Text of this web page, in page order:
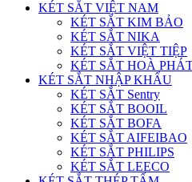
KÉT SẮT VIỆT NAM
KÉT SẮT KIM BẢO
KÉT SẮT NIKA
KÉT SẮT VIỆT TIỆP
KÉT SẮT HOÀ
KÉT SẮT NHẬP KHẨU
KÉT SẮT Sentry
KÉT SẮT BOOIL
KÉT SẮT BOFA
KÉT SẮT AIFEIBAO
KÉT SẮT PHILIPS
KÉT SẮT LEECO